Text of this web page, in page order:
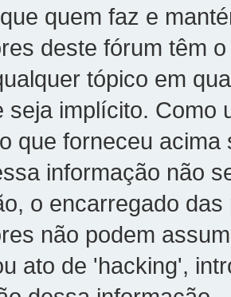
quem faz e
deste fórum têm
tópico em
seja implícito. Como
que forneceu
informação não
o encarregado
não podem
ato de 'hacking',